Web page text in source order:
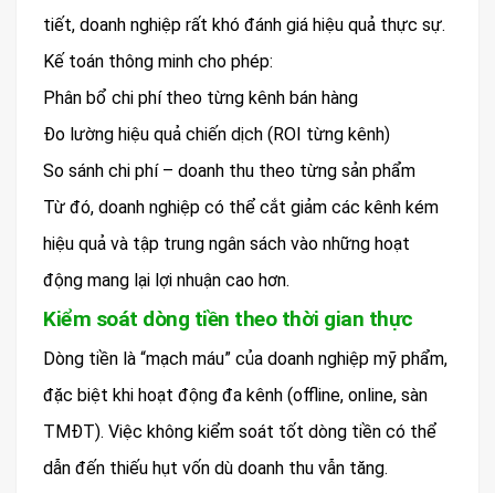
tiết, doanh nghiệp rất khó đánh giá hiệu quả thực sự.
Kế toán thông minh cho phép:
Phân bổ chi phí theo từng kênh bán hàng
Đo lường hiệu quả chiến dịch (ROI từng kênh)
So sánh chi phí – doanh thu theo từng sản phẩm
Từ đó, doanh nghiệp có thể cắt giảm các kênh kém
hiệu quả và tập trung ngân sách vào những hoạt
động mang lại lợi nhuận cao hơn.
Kiểm soát dòng tiền theo thời gian thực
Dòng tiền là “mạch máu” của doanh nghiệp mỹ phẩm,
đặc biệt khi hoạt động đa kênh (offline, online, sàn
TMĐT). Việc không kiểm soát tốt dòng tiền có thể
dẫn đến thiếu hụt vốn dù doanh thu vẫn tăng.